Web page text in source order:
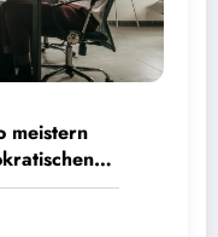
meistern